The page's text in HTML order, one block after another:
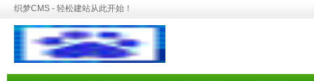
织梦CMS - 轻松建站从此开始！